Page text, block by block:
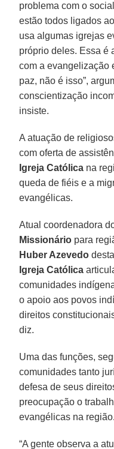
problema com o
estão todos ligados
usa algumas igrejas
próprio deles. Essa é
com a evangelização
paz, não é isso”,
conscientização
insiste.
A atuação de
com oferta de
Igreja Católica na
queda de fiéis e a
evangélicas.
Atual coordenadora
Missionário para
Huber Azevedo
Igreja Católica
comunidades
o apoio aos povos
direitos
diz.
Uma das funções,
comunidades tanto
defesa de seus
preocupação o
evangélicas na região.
“A gente observa a